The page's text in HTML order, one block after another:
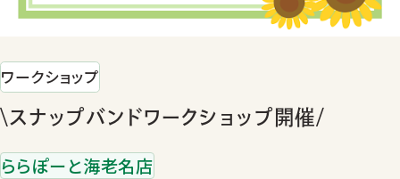
ワークショップ
\スナップバンドワークショップ開催/
ららぽーと海老名店